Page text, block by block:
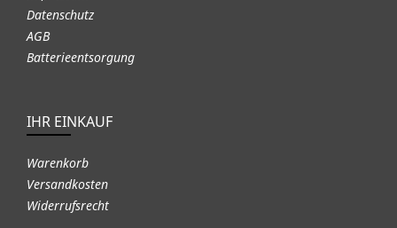
Datenschutz
AGB
Batterieentsorgung
IHR EINKAUF
Warenkorb
Versandkosten
Widerrufsrecht